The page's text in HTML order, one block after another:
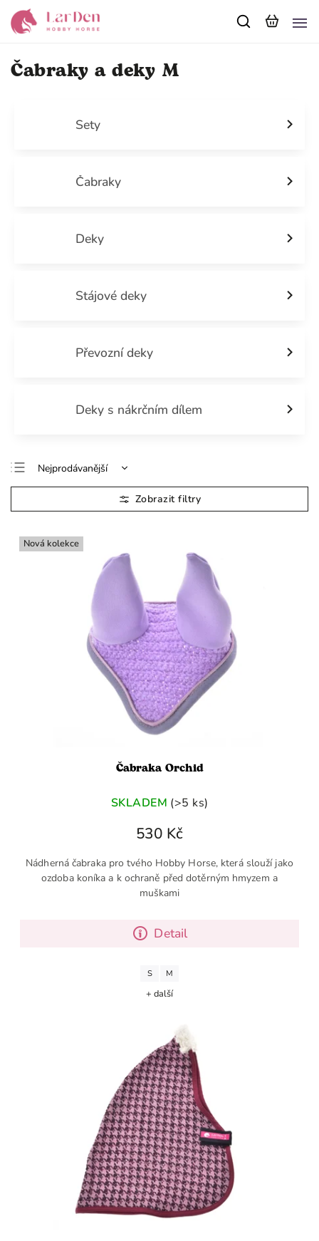
Čabraky a deky M
Sety
Čabraky
Deky
Stájové deky
Převozní deky
Deky s nákrčním dílem
Doporučujeme
Nejlevnější
Nejdražší
Nejprodávanější
Nová kolekce
Čabraka Orchid
SKLADEM (>5 ks)
530 Kč
Detail
Nádherná čabraka pro tvého Hobby Horse, která slouží jako
ozdoba koníka a k ochraně před dotěrným hmyzem a
muškami
S M
+ další